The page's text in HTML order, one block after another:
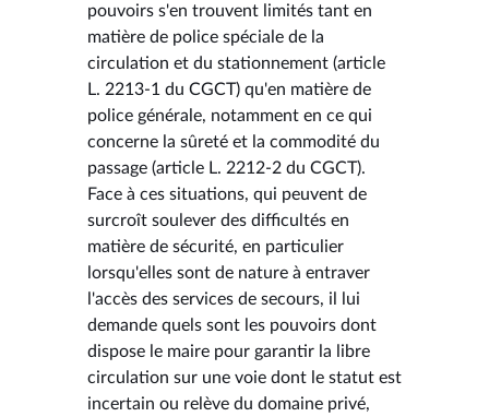
pouvoirs s'en trouvent limités tant en
matière de police spéciale de la
circulation et du stationnement (article
L. 2213-1 du CGCT) qu'en matière de
police générale, notamment en ce qui
concerne la sûreté et la commodité du
passage (article L. 2212-2 du CGCT).
Face à ces situations, qui peuvent de
surcroît soulever des difficultés en
matière de sécurité, en particulier
lorsqu'elles sont de nature à entraver
l'accès des services de secours, il lui
demande quels sont les pouvoirs dont
dispose le maire pour garantir la libre
circulation sur une voie dont le statut est
incertain ou relève du domaine privé,